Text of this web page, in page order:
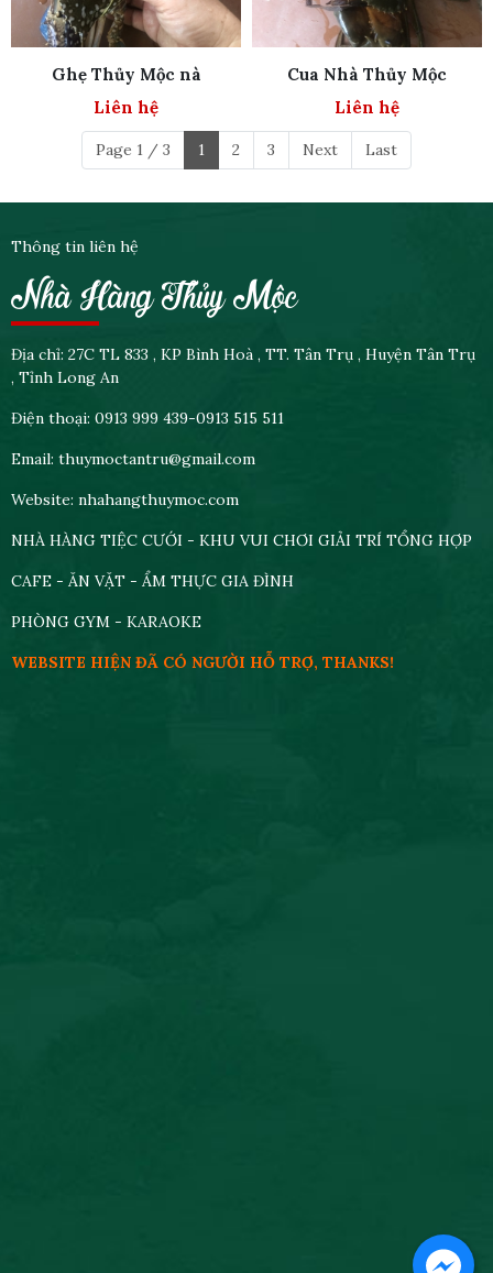
Ghẹ Thủy Mộc nà
Liên hệ
Cua Nhà Thủy Mộc
Liên hệ
Page 1 / 3 1 2 3 Next Last
Thông tin liên hệ
Nhà Hàng Thủy Mộc
Địa chỉ: 27C TL 833 , KP Bình Hoà , TT. Tân Trụ , Huyện Tân Trụ
, Tỉnh Long An
Điện thoại: 0913 999 439-0913 515 511
Email: thuymoctantru@gmail.com
Website: nhahangthuymoc.com
NHÀ HÀNG TIỆC CƯỚI - KHU VUI CHƠI GIẢI TRÍ TỔNG HỢP
CAFE - ĂN VẶT - ẨM THỰC GIA ĐÌNH
PHÒNG GYM - KARAOKE
WEBSITE HIỆN ĐÃ CÓ NGƯỜI HỖ TRỢ, THANKS!